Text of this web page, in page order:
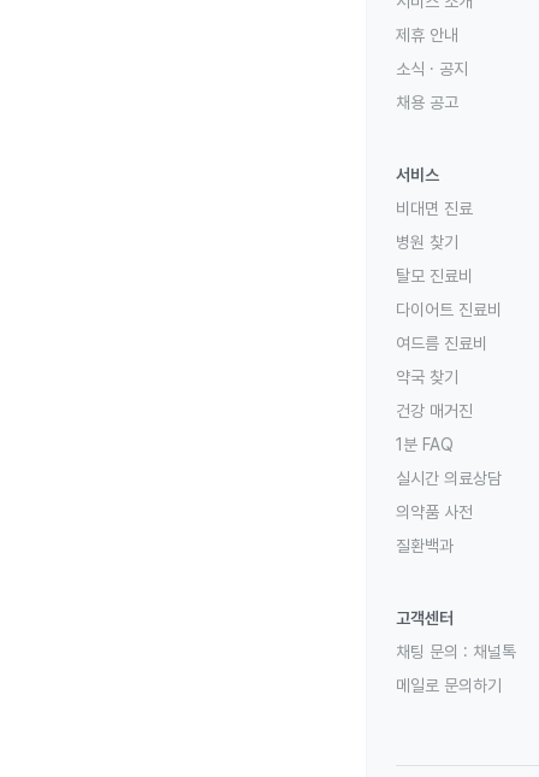
제휴 안내
소식 · 공지
채용 공고
서비스
비대면 진료
병원 찾기
탈모 진료비
다이어트 진료비
여드름 진료비
약국 찾기
건강 매거진
1분 FAQ
실시간 의료상담
의약품 사전
질환백과
고객센터
채팅 문의 : 채널톡
메일로 문의하기